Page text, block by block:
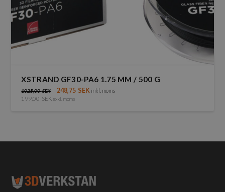
XSTRAND GF30-PA6 1.75 MM / 500 G
1025,00SEK 248,75 SEK inkl. moms
199,00 SEK exkl. moms